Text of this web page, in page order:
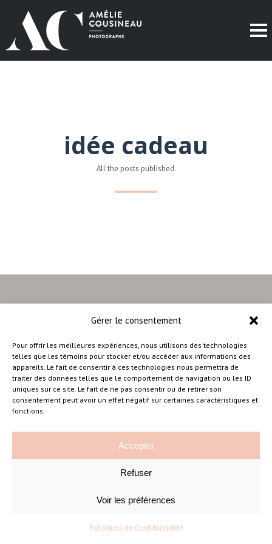
Gérer le consentement
Pour offrir les meilleures expériences, nous utilisons des technologies
telles que les témoins pour stocker et/ou accéder aux informations des
appareils. Le fait de consentir à ces technologies nous permettra de
traiter des données telles que le comportement de navigation ou les ID
uniques sur ce site. Le fait de ne pas consentir ou de retirer son
consentement peut avoir un effet négatif sur certaines caractéristiques et
fonctions.
Accepter
Refuser
Voir les préférences
Politiques de Confidentialité
idée cadeau
All the posts published.
Amélie Cousineau Photographe
©Amelie Cousineau Photographe